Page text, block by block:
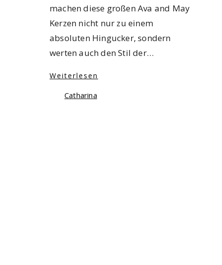
machen diese großen Ava and May
Kerzen nicht nur zu einem
absoluten Hingucker, sondern
werten auch den Stil der…
Weiterlesen
Catharina